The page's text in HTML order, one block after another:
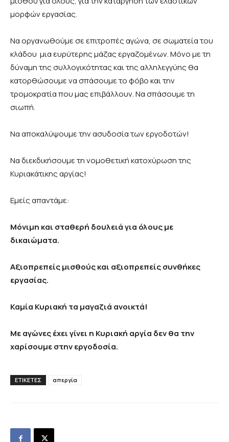
μορφών εργασίας.
Να οργανωθούμε σε επιτροπές αγώνα, σε σωματεία του
κλάδου μια ευρύτερης μάζας εργαζομένων. Μόνο με τη
δύναμη της συλλογικότητας και της αλληλεγγύης θα
κατορθώσουμε να σπάσουμε το φόβο και την
τρομοκρατία που μας επιβάλλουν. Να σπάσουμε τη
σιωπή.
Να αποκαλύψουμε την ασυδοσία των εργοδοτών!
Να διεκδικήσουμε τη νομοθετική κατοχύρωση της
Κυριακάτικης αργίας!
Εμείς απαντάμε:
Μόνιμη και σταθερή δουλειά για όλους με
δικαιώματα.
Αξιοπρεπείς μισθούς και αξιοπρεπείς συνθήκες
εργασίας.
Καμία Κυριακή τα μαγαζιά ανοικτά!
Με αγώνες έχει γίνει η Κυριακή αργία δεν θα την
χαρίσουμε στην εργοδοσία.
ΕΤΙΚΕΤΕΣ απεργία